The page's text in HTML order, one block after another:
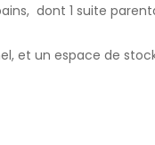
dont 1 suite
et un espace de